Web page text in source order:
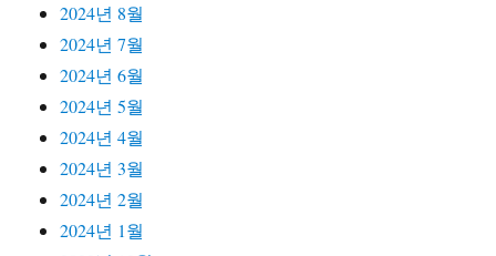
2024년 8월
2024년 7월
2024년 6월
2024년 5월
2024년 4월
2024년 3월
2024년 2월
2024년 1월